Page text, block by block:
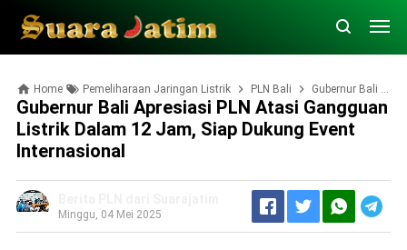
Home Pemeliharaan Jaringan Listrik PLN Bali Gubernur Bali Apresiasi PLN Atasi Gangguan Listrik dalam 12 Jam, Siap Dukung Event Internasional
Gubernur Bali Apresiasi PLN Atasi Gangguan
Listrik Dalam 12 Jam, Siap Dukung Event
Internasional
Minggu, 04 Mei 2025